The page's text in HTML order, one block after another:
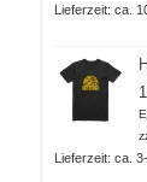
Lieferzeit: ca.
Lieferzeit: ca.